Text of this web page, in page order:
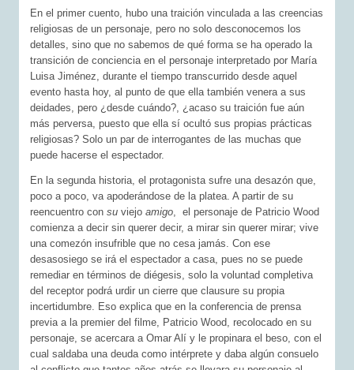
En el primer cuento, hubo una traición vinculada a las creencias
religiosas de un personaje, pero no solo desconocemos los
detalles, sino que no sabemos de qué forma se ha operado la
transición de conciencia en el personaje interpretado por María
Luisa Jiménez, durante el tiempo transcurrido desde aquel
evento hasta hoy, al punto de que ella también venera a sus
deidades, pero ¿desde cuándo?, ¿acaso su traición fue aún
más perversa, puesto que ella sí ocultó sus propias prácticas
religiosas? Solo un par de interrogantes de las muchas que
puede hacerse el espectador.
En la segunda historia, el protagonista sufre una desazón que,
poco a poco, va apoderándose de la platea. A partir de su
reencuentro consu viejoamigo, el personaje de Patricio Wood
comienza a decir sin querer decir, a mirar sin querer mirar; vive
una comezón insufrible que no cesa jamás. Con ese
desasosiego se irá el espectador a casa, pues no se puede
remediar en términos de diégesis, solo la voluntad completiva
del receptor podrá urdir un cierre que clausure su propia
incertidumbre. Eso explica que en la conferencia de prensa
previa a la premier del filme, Patricio Wood, recolocado en su
personaje, se acercara a Omar Alí y le propinara el beso, con el
cual saldaba una deuda como intérprete y daba algún consuelo